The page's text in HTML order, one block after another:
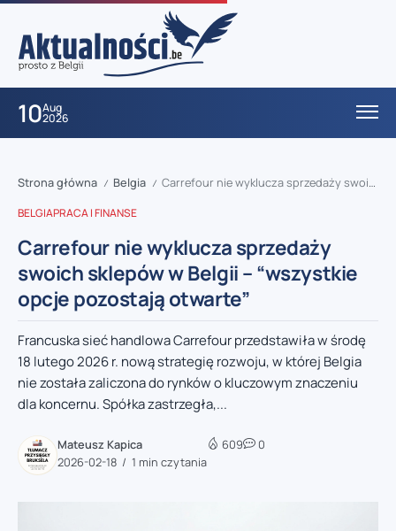
10Aug
2026
Strona główna / Belgia / Carrefour nie wyklucza sprzedaży swoich sklepów w Belgii – “wszystkie opcje pozostają otwarte”
BELGIAPRACA I FINANSE
Carrefour nie wyklucza sprzedaży
swoich sklepów w Belgii – “wszystkie
opcje pozostają otwarte”
Francuska sieć handlowa Carrefour przedstawiła w środę
18 lutego 2026 r. nową strategię rozwoju, w której Belgia
nie została zaliczona do rynków o kluczowym znaczeniu
dla koncernu. Spółka zastrzegła,...
Mateusz Kapica
2026-02-18
1 min czytania
609 0